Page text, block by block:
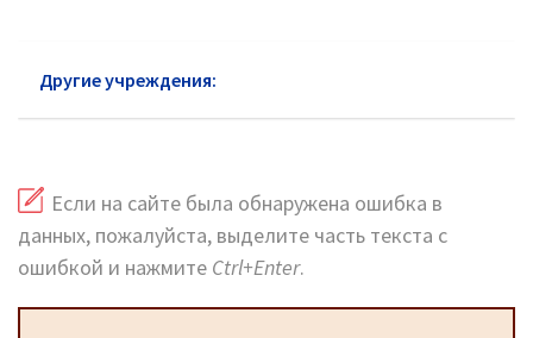
Другие учреждения:
Если на сайте была обнаружена ошибка в
данных, пожалуйста, выделите часть текста с
ошибкой и нажмите Ctrl+Enter.